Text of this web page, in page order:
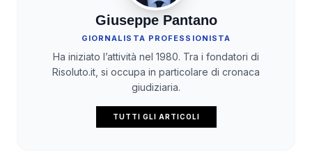
Giuseppe Pantano
GIORNALISTA PROFESSIONISTA
Ha iniziato l’attività nel 1980. Tra i fondatori di
Risoluto.it, si occupa in particolare di cronaca
giudiziaria.
TUTTI GLI ARTICOLI